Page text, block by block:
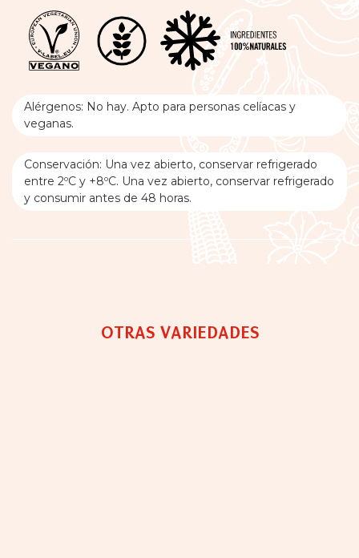
Alérgenos: No hay. Apto para personas celíacas y
veganas.
Conservación: Una vez abierto, conservar refrigerado
entre 2ºC y +8ºC. Una vez abierto, conservar refrigerado
y consumir antes de 48 horas.
OTRAS VARIEDADES